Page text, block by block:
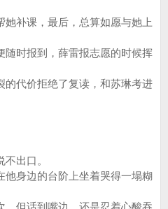
补课，最后，总算如愿与她上
时报到，薛雷报志愿的时候挥
的代价拒绝了复读，和苏琳考进
出口。
身边的台阶上坐着哭得一塌糊
但话到嘴边，还是忍着心酸吞